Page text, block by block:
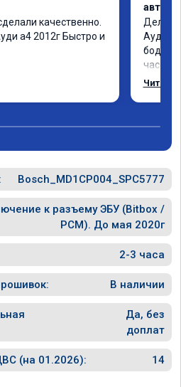
качественно.
а4 2012г Быстро и
Делал
как
Читать
Bosch_MD1CP004_SPC5777
к разъему ЭБУ (Bitbox /
PCM). До мая 2020г
2-3 часа
В наличии
Да, без
доплат
(на 01.2026): 14